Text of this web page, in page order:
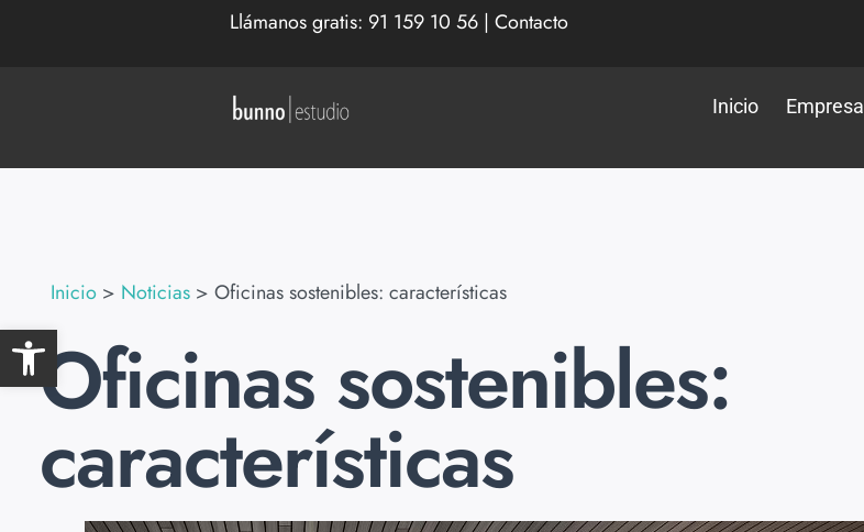
Abrir barra de herramientas
Llámanos gratis: 91 159 10 56| Contacto
Inicio Empresa
Inicio > Noticias > Oficinas sostenibles: características
Oficinas sostenibles:
características